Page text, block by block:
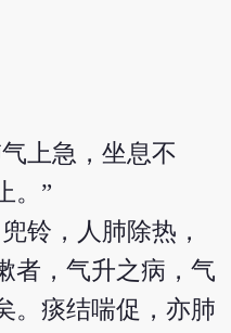
气上急，坐息不
。”
铃，人肺除热，
者，气升之病，气
。痰结喘促，亦肺